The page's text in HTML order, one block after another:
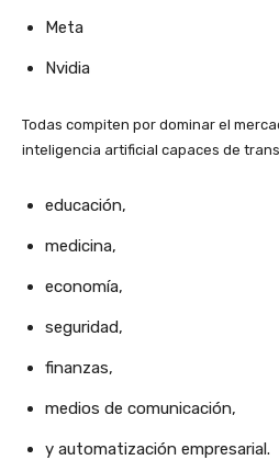
Meta
Nvidia
Todas compiten por dominar el
inteligencia artificial capaces de
educación,
medicina,
economía,
seguridad,
finanzas,
medios de comunicación,
y automatización empresarial.